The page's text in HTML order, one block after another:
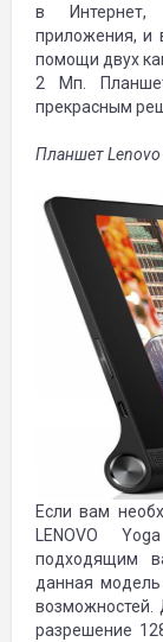
в Интернет,
приложения, и
помощи двух
2 Мп.
прекрасным
Планшет Lenovo
Если вам
LENOVO
подходящим
данная
возможностей.
разрешение